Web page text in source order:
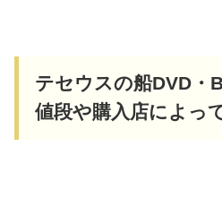
テセウスの船DVD・
値段や購入店によっ